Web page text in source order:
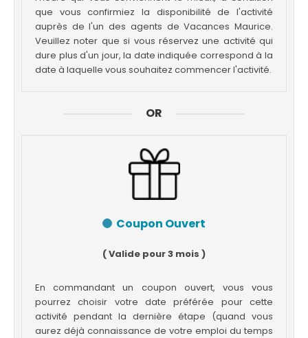
que vous confirmiez la disponibilité de l'activité
auprès de l'un des agents de Vacances Maurice.
Veuillez noter que si vous réservez une activité qui
dure plus d'un jour, la date indiquée correspond à la
date à laquelle vous souhaitez commencer l'activité.
OR
Coupon Ouvert
( Valide pour 3 mois )
En commandant un coupon ouvert, vous vous
pourrez choisir votre date préférée pour cette
activité pendant la dernière étape (quand vous
aurez déjà connaissance de votre emploi du temps